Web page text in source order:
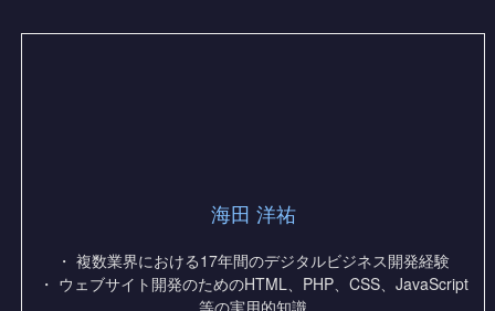
海田 洋祐
・ 複数業界における17年間のデジタルビジネス開発経験
・ ウェブサイト開発のためのHTML、PHP、CSS、JavaScript
等の実用的知識